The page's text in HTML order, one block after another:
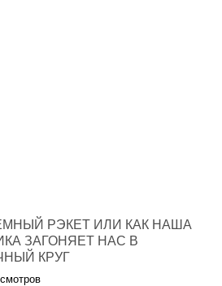
РЭКЕТ ИЛИ КАК НАША
ЗАГОНЯЕТ НАС В
КРУГ